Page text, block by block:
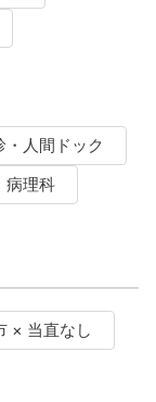
人間ドック
病理科
× 当直なし